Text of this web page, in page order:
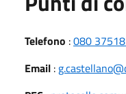
Telefono :080
Email :